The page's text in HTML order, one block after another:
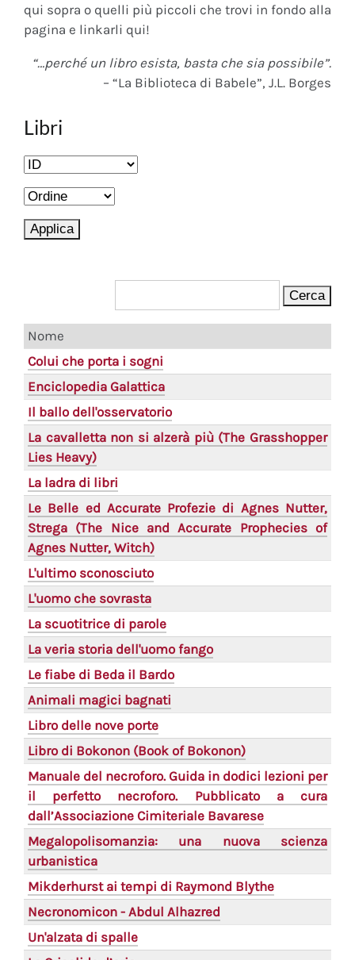
qui sopra o quelli più piccoli che trovi in fondo alla
pagina e linkarli qui!
“…perché un libro esista, basta che sia possibile”.
– “La Biblioteca di Babele”, J.L. Borges
Libri
Nome
Colui che porta i sogni
Enciclopedia Galattica
Il ballo dell'osservatorio
La cavalletta non si alzerà più (The Grasshopper
Lies Heavy)
La ladra di libri
Le Belle ed Accurate Profezie di Agnes Nutter,
Strega (The Nice and Accurate Prophecies of
Agnes Nutter, Witch)
L'ultimo sconosciuto
L'uomo che sovrasta
La scuotitrice di parole
La veria storia dell'uomo fango
Le fiabe di Beda il Bardo
Animali magici bagnati
Libro delle nove porte
Libro di Bokonon (Book of Bokonon)
Manuale del necroforo. Guida in dodici lezioni per
il perfetto necroforo. Pubblicato a cura
dall’Associazione Cimiteriale Bavarese
Megalopolisomanzia: una nuova scienza
urbanistica
Mikderhurst ai tempi di Raymond Blythe
Necronomicon - Abdul Alhazred
Un'alzata di spalle